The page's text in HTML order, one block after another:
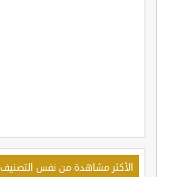
الأكثر مشاهدة من نفس التصنيف